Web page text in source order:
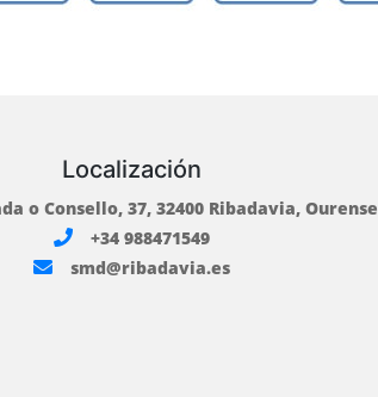
Localización
o Consello, 37, 32400 Ribadavia, Ourense
+34 988471549
smd@ribadavia.es